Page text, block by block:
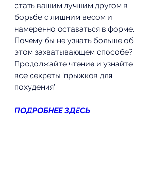
стать вашим лучшим другом в
борьбе с лишним весом и
намеренно оставаться в форме.
Почему бы не узнать больше об
этом захватывающем способе?
Продолжайте чтение и узнайте
все секреты 'прыжков для
похудения'.
ПОДРОБНЕЕ ЗДЕСЬ